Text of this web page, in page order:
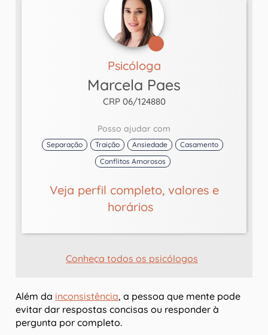
Psicóloga
Marcela Paes
CRP 06/124880
Posso ajudar com
Separação Traição Ansiedade
Casamento
Conflitos Amorosos
Veja perfil completo, valores e
horários
Conheça todos os psicólogos
Além da inconsistência, a pessoa que mente pode
evitar dar respostas concisas ou responder à
pergunta por completo.